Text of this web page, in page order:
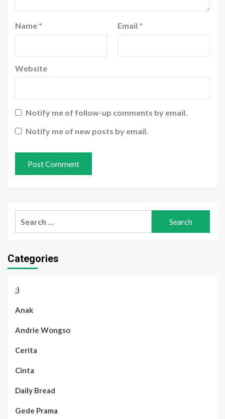
Name * Email *
Website
Notify me of follow-up comments by email.
Notify me of new posts by email.
Categories
;)
Anak
Andrie Wongso
Cerita
Cinta
Daily Bread
Gede Prama